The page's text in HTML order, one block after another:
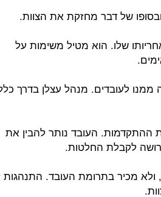
של דבר מחזקת את הצוות.
שלו. הוא מטיל משימות על
לעובדים. מנהל עצלן בדרך
העובד נותר להבין את
לקבלת החלטות.
מכיר בתרומת העובד. התנהגות